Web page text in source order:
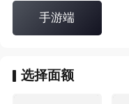
手游端
选择面额